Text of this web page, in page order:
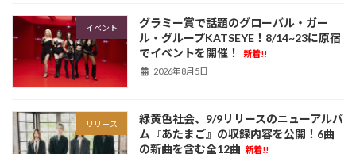
イベント
グラミー賞で話題のグローバル・ガー
ル・グループKATSEYE！8/14~23に原宿
でイベントを開催！
新着!!
2026年8月5日
リリース
緑黄色社会、9/9リリースのニューアルバ
ム『あたまご』の収録内容を公開！6曲
の新曲を含む全12曲 新着!!